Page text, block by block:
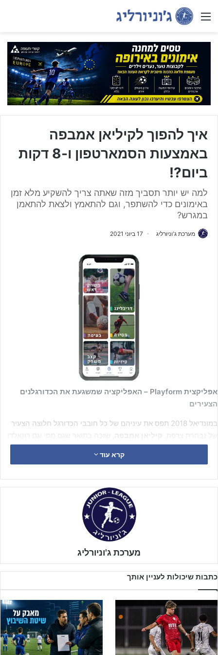
Menu
איך להפוך לקיליאן אמבפה
באמצעות הסמארטפון ו-8 דקות
ביום?!
למה יש יותר תסביך מזה שאתה צריך להשקיע מלא זמן
באימונים כדי להשתפר, וגם להתאמץ ולצאת להתאמן
במגרש?
מערכת ג'וניורליג 17 ביוני 2021
אפליקצית Playform – האפליקציה שמשגעת את הכדורגלנים
הצעירים
במונדיאל 2018 תפס את עיניהם של כל חובבי הכדורגל חלוצה הצעיר
של נבחרת צרפת,
קיליאן אמבפה , שזכה בתואר שגם מסי וגם רונאלדו
לא הצליחו להגיע אליו, גביע העולם בכדורגל. מאז כבר כבר ארבע שנים
שמדברים עליו בתור היורש של שניהם, וכעת הוא מככב במדי נבחרת
הכוכב של פריז סן ז׳רמן החל לשחק כדורגל כבר בגיל 5 בקבוצת
שבה אביו היה מאמן. הוא הגיע לאקדמיית הכדורגל הצרפתית
בקליירפונטיין, וסומן מגיל צעיר כפוטנציאל אדיר ומועדונים החלו לנסות
רצופה, אבל בסופו של דבר היה זה המאמן לואי ואן חאל
להחתים אותו.
האפליקציה שיכולה להיות המאמן הדיגיטלי שלכם – לחצו להורדה
קרא עוד
מערכת ג'וניורליג
כתבות שיכולות לעניין אותך